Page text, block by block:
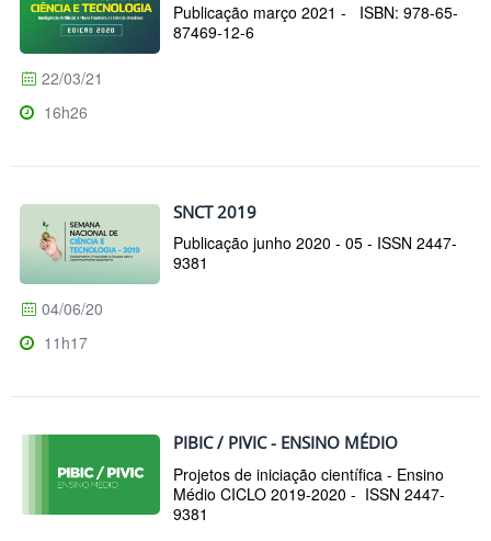
Publicação março 2021 - ISBN: 978-65-
87469-12-6
22/03/21
16h26
SNCT 2019
Publicação junho 2020 - 05 - ISSN 2447-
9381
04/06/20
11h17
PIBIC / PIVIC - ENSINO MÉDIO
Projetos de iniciação científica - Ensino
Médio CICLO 2019-2020 - ISSN 2447-
9381